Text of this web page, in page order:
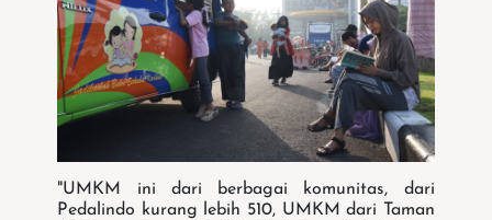
"UMKM ini dari berbagai komunitas, dari
Pedalindo kurang lebih 510, UMKM dari Taman